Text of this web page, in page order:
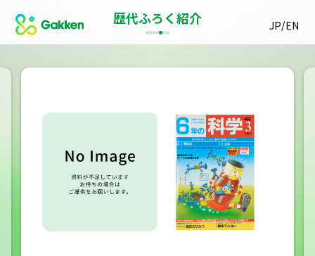
JP/EN
歴代ふろく紹介